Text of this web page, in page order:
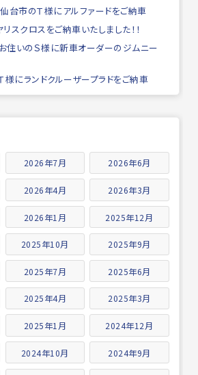
台市のＴ様にアルファードをご納車
スクロスをご納車いたしました！！
住いのＳ様に新車オーダーのジムニー
様にランドクルーザープラドをご納車
2026年7月 2026年6月
2026年4月 2026年3月
2026年1月 2025年12月
2025年10月 2025年9月
2025年7月 2025年6月
2025年4月 2025年3月
2025年1月 2024年12月
2024年10月 2024年9月